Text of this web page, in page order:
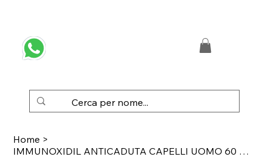
Home >
IMMUNOXIDIL ANTICADUTA CAPELLI UOMO 60 CAPSULE